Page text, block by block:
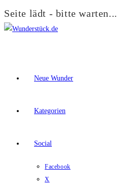
Seite lädt - bitte warten...
Zum
Neue Wunder
Kategorien
Social
Facebook
X